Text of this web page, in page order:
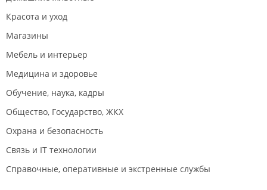
Красота и уход
Магазины
Мебель и интерьер
Медицина и здоровье
Обучение, наука, кадры
Общество, Государство, ЖКХ
Охрана и безопасность
Связь и IT технологии
Справочные, оперативные и экстренные службы